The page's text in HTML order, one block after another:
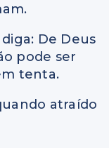
De Deus
pode ser
tenta.
atraído